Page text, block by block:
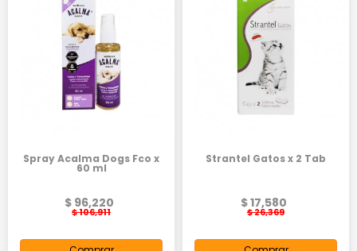
Spray Acalma Dogs Fco x
60 ml
$ 96,220
$ 106,911
Strantel Gatos x 2 Tab
$ 17,580
$ 26,369